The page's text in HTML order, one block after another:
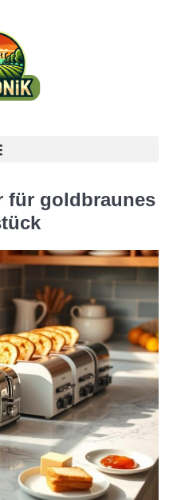
für goldbraunes